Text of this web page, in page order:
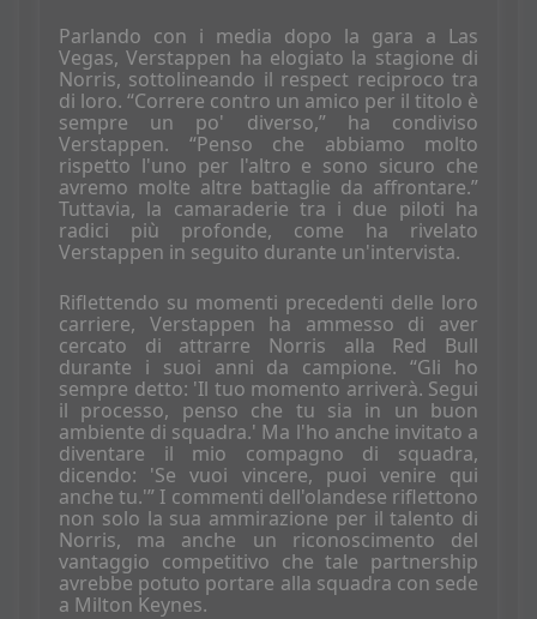
Parlando con i media dopo la gara a Las
Vegas, Verstappen ha elogiato la stagione di
Norris, sottolineando il respect reciproco tra
di loro. “Correre contro un amico per il titolo è
sempre un po' diverso,” ha condiviso
Verstappen. “Penso che abbiamo molto
rispetto l'uno per l'altro e sono sicuro che
avremo molte altre battaglie da affrontare.”
Tuttavia, la camaraderie tra i due piloti ha
radici più profonde, come ha rivelato
Verstappen in seguito durante un'intervista.
Riflettendo su momenti precedenti delle loro
carriere, Verstappen ha ammesso di aver
cercato di attrarre Norris alla Red Bull
durante i suoi anni da campione. “Gli ho
sempre detto: 'Il tuo momento arriverà. Segui
il processo, penso che tu sia in un buon
ambiente di squadra.' Ma l'ho anche invitato a
diventare il mio compagno di squadra,
dicendo: 'Se vuoi vincere, puoi venire qui
anche tu.'” I commenti dell'olandese riflettono
non solo la sua ammirazione per il talento di
Norris, ma anche un riconoscimento del
vantaggio competitivo che tale partnership
avrebbe potuto portare alla squadra con sede
a Milton Keynes.